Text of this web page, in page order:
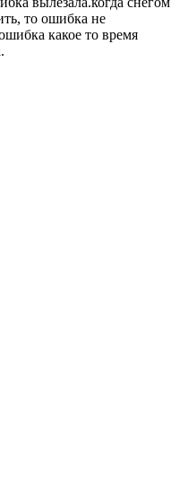
то ошибка не
какое то время